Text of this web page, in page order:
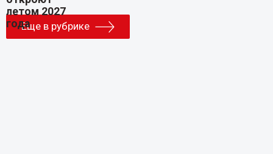
Еще в рубрике